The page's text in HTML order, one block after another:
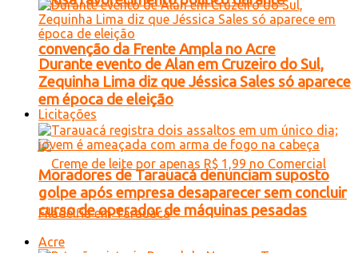
convenção da Frente Ampla no Acre
Licitações
Durante evento de Alan em Cruzeiro do Sul,
Zequinha Lima diz que Jéssica Sales só aparece
em época de eleição
Moradores de Tarauacá denunciam suposto
golpe após empresa desaparecer sem concluir
curso de operador de máquinas pesadas
Acre